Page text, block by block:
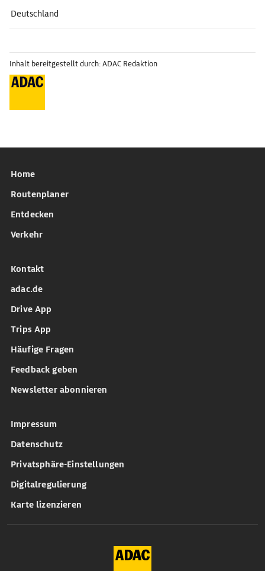
Deutschland
Inhalt bereitgestellt durch: ADAC Redaktion
Home
Routenplaner
Entdecken
Verkehr
Kontakt
adac.de
Drive App
Trips App
Häufige Fragen
Feedback geben
Newsletter abonnieren
Impressum
Datenschutz
Privatsphäre-Einstellungen
Digitalregulierung
Karte lizenzieren